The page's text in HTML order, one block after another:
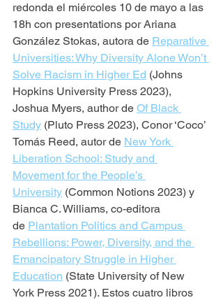
redonda el miércoles 10 de mayo a las
18h con presentations por Ariana
González Stokas, autora de Reparative
Universities: Why Diversity Alone Won’t
Solve Racism in Higher Ed (Johns
Hopkins University Press 2023),
Joshua Myers, author de Of Black
Study (Pluto Press 2023), Conor ‘Coco’
Tomás Reed, autor de New York
Liberation School: Study and
Movement for the People’s
University (Common Notions 2023) y
Bianca C. Williams, co-editora
de Plantation Politics and Campus
Rebellions: Power, Diversity, and the
Emancipatory Struggle in Higher
Education (State University of New
York Press 2021). Estos cuatro libros